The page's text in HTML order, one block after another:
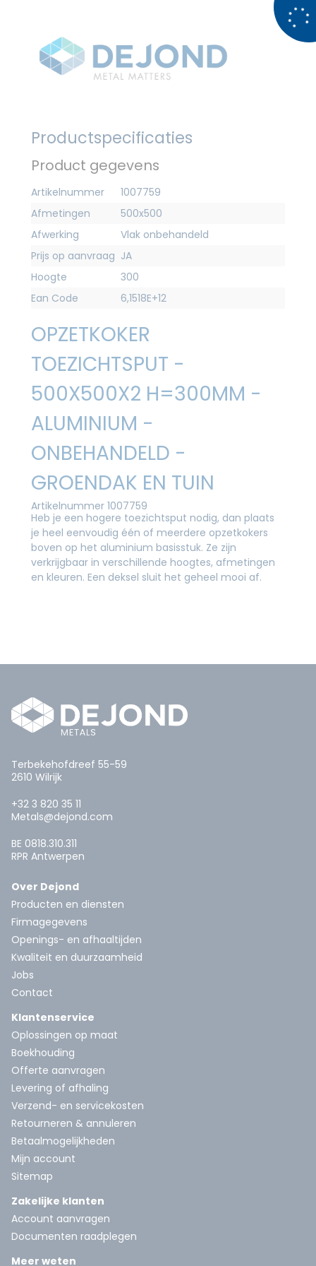
Productspecificaties
Product gegevens
Artikelnummer
1007759
Afmetingen
500x500
Afwerking
Vlak onbehandeld
Prijs op aanvraag JA
Hoogte
300
Ean Code
6,1518E+12
OPZETKOKER
TOEZICHTSPUT -
500X500X2 H=300MM -
ALUMINIUM -
ONBEHANDELD -
GROENDAK EN TUIN
Artikelnummer 1007759
Heb je een hogere toezichtsput nodig, dan plaats
je heel eenvoudig één of meerdere opzetkokers
boven op het aluminium basisstuk. Ze zijn
verkrijgbaar in verschillende hoogtes, afmetingen
en kleuren. Een deksel sluit het geheel mooi af.
Terbekehofdreef 55-59
2610 Wilrijk
+32 3 820 35 11
Metals@dejond.com
BE 0818.310.311
RPR Antwerpen
Over Dejond
Producten en diensten
Firmagegevens
Openings- en afhaaltijden
Kwaliteit en duurzaamheid
Jobs
Contact
Klantenservice
Oplossingen op maat
Boekhouding
Offerte aanvragen
Levering of afhaling
Verzend- en servicekosten
Retourneren & annuleren
Betaalmogelijkheden
Mijn account
Sitemap
Zakelijke klanten
Account aanvragen
Documenten raadplegen
Meer weten